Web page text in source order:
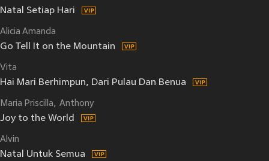
Natal Setiap Hari
Alicia Amanda
Go Tell It on the Mountain
Vita
Hai Mari Berhimpun, Dari Pulau Dan Benua
Maria Priscilla Anthony
Joy to the World
Alvin
Natal Untuk Semua